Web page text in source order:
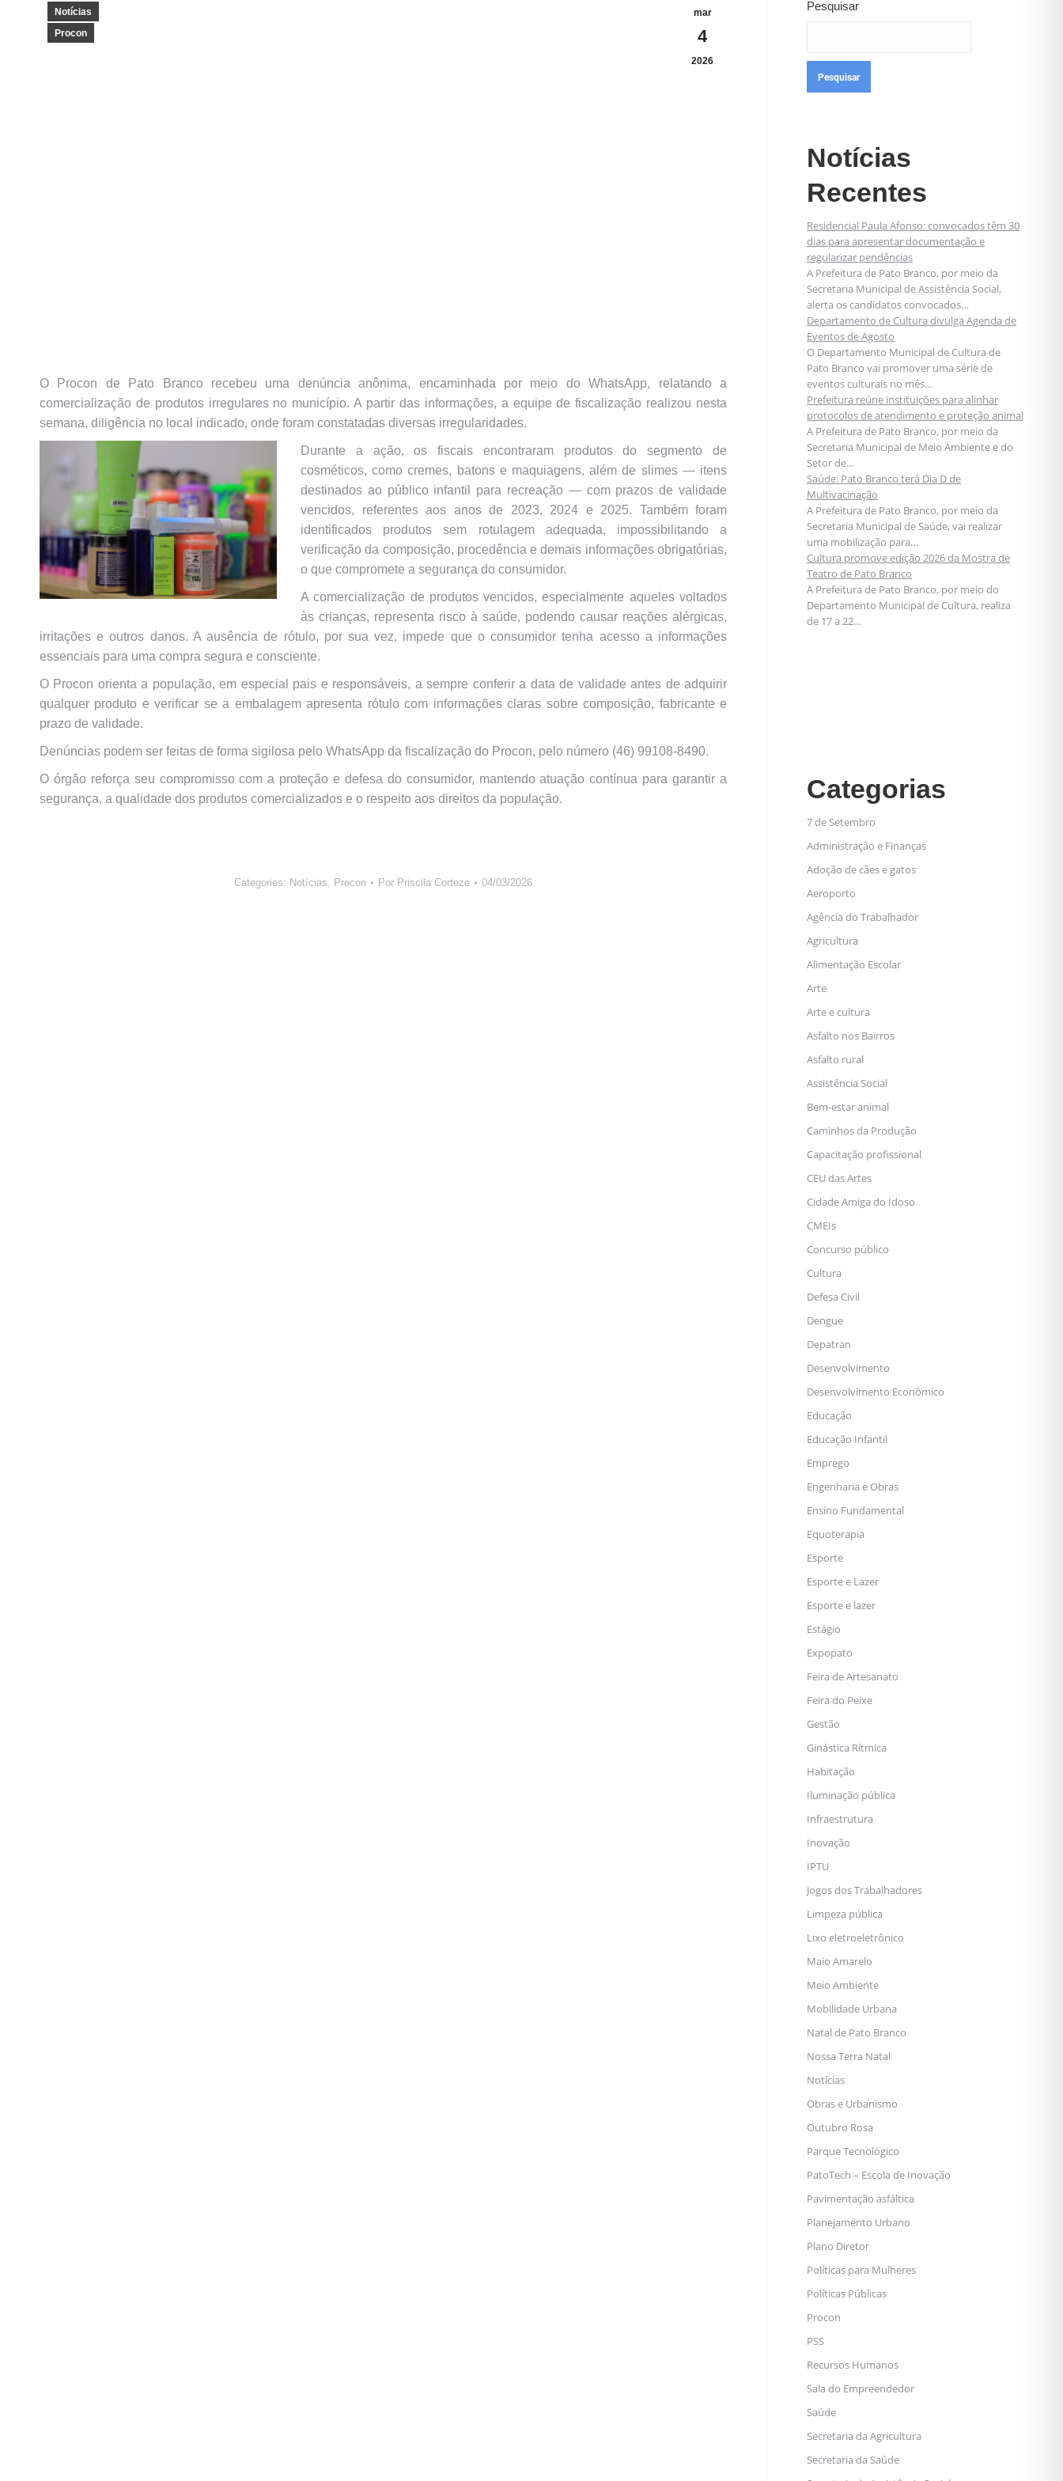
mar
4
2026
Notícias
Procon
O Procon de Pato Branco recebeu uma denúncia anônima, encaminhada por meio do WhatsApp, relatando a
comercialização de produtos irregulares no município. A partir das informações, a equipe de fiscalização realizou nesta
semana, diligência no local indicado, onde foram constatadas diversas irregularidades.
Durante a ação, os fiscais encontraram produtos do segmento de
cosméticos, como cremes, batons e maquiagens, além de slimes — itens
destinados ao público infantil para recreação — com prazos de validade
vencidos, referentes aos anos de 2023, 2024 e 2025. Também foram
identificados produtos sem rotulagem adequada, impossibilitando a
verificação da composição, procedência e demais informações obrigatórias,
o que compromete a segurança do consumidor.
A comercialização de produtos vencidos, especialmente aqueles voltados
às crianças, representa risco à saúde, podendo causar reações alérgicas,
irritações e outros danos. A ausência de rótulo, por sua vez, impede que o consumidor tenha acesso a informações
essenciais para uma compra segura e consciente.
O Procon orienta a população, em especial pais e responsáveis, a sempre conferir a data de validade antes de adquirir
qualquer produto e verificar se a embalagem apresenta rótulo com informações claras sobre composição, fabricante e
prazo de validade.
Denúncias podem ser feitas de forma sigilosa pelo WhatsApp da fiscalização do Procon, pelo número (46) 99108-8490.
O órgão reforça seu compromisso com a proteção e defesa do consumidor, mantendo atuação contínua para garantir a
segurança, a qualidade dos produtos comercializados e o respeito aos direitos da população.
Categories: Notícias Procon Por Priscila Corteze 04/03/2026
Pesquisar
Pesquisar
Notícias
Recentes
Residencial Paula Afonso: convocados têm 30
dias para apresentar documentação e
regularizar pendências
A Prefeitura de Pato Branco, por meio da
Secretaria Municipal de Assistência Social,
alerta os candidatos convocados…
Departamento de Cultura divulga Agenda de
Eventos de Agosto
O Departamento Municipal de Cultura de
Pato Branco vai promover uma série de
eventos culturais no mês…
Prefeitura reúne instituições para alinhar
protocolos de atendimento e proteção animal
A Prefeitura de Pato Branco, por meio da
Secretaria Municipal de Meio Ambiente e do
Setor de…
Saúde: Pato Branco terá Dia D de
Multivacinação
A Prefeitura de Pato Branco, por meio da
Secretaria Municipal de Saúde, vai realizar
uma mobilização para…
Cultura promove edição 2026 da Mostra de
Teatro de Pato Branco
A Prefeitura de Pato Branco, por meio do
Departamento Municipal de Cultura, realiza
de 17 a 22…
Categorias
7 de Setembro
Administração e Finanças
Adoção de cães e gatos
Aeroporto
Agência do Trabalhador
Agricultura
Alimentação Escolar
Arte
Arte e cultura
Asfalto nos Bairros
Asfalto rural
Assistência Social
Bem-estar animal
Caminhos da Produção
Capacitação profissional
CEU das Artes
Cidade Amiga do Idoso
CMEIs
Concurso público
Cultura
Defesa Civil
Dengue
Depatran
Desenvolvimento
Desenvolvimento Econômico
Educação
Educação Infantil
Emprego
Engenharia e Obras
Ensino Fundamental
Equoterapia
Esporte
Esporte e Lazer
Esporte e lazer
Estágio
Expopato
Feira de Artesanato
Feira do Peixe
Gestão
Ginástica Rítmica
Habitação
Iluminação pública
Infraestrutura
Inovação
IPTU
Jogos dos Trabalhadores
Limpeza pública
Lixo eletroeletrônico
Maio Amarelo
Meio Ambiente
Mobilidade Urbana
Natal de Pato Branco
Nossa Terra Natal
Notícias
Obras e Urbanismo
Outubro Rosa
Parque Tecnológico
PatoTech – Escola de Inovação
Pavimentação asfáltica
Planejamento Urbano
Plano Diretor
Políticas para Mulheres
Políticas Públicas
Procon
PSS
Recursos Humanos
Sala do Empreendedor
Saúde
Secretaria da Agricultura
Secretaria da Saúde